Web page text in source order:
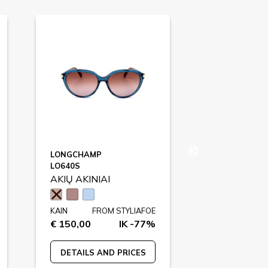
LONGCHAMP
LO640S
AKIŲ AKINIAI
KAIN
€ 150,00
FROM STYLIAFOE
IK -77%
DETAILS AND PRICES